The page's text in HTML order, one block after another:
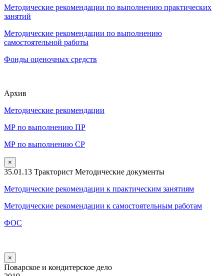
Методические рекомендации по выполнению практических
занятий
Методические рекомендации по выполнению
самостоятельной работы
Фонды оценочных средств
Архив
Методические рекомендации
МР по выполнению ПР
МР по выполнению СР
×
35.01.13 Тракторист Методические документы
Методические рекомендации к практическим занятиям
Методические рекомендации к самостоятельным работам
ФОС
×
Поварское и кондитерское дело